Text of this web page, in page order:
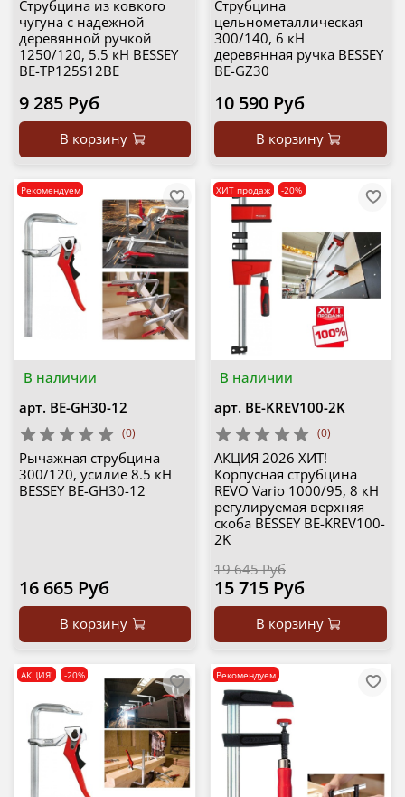
Струбцина из ковкого
чугуна с надежной
деревянной ручкой
1250/120, 5.5 кН BESSEY
BE-TP125S12BE
9 285 Руб
В корзину
Струбцина
цельнометаллическая
300/140, 6 кН
деревянная ручка BESSEY
BE-GZ30
10 590 Руб
В корзину
В наличии
Рекомендуем
арт. BE-GH30-12
(0)
Рычажная струбцина
300/120, усилие 8.5 кН
BESSEY BE-GH30-12
16 665 Руб
В корзину
В наличии
ХИТ продаж -20%
арт. BE-KREV100-2K
(0)
АКЦИЯ 2026 ХИТ!
Корпусная струбцина
REVO Vario 1000/95, 8 кН
регулируемая верхняя
скоба BESSEY BE-KREV100-
2K
19 645 Руб
15 715 Руб
В корзину
АКЦИЯ! -20% Рекомендуем